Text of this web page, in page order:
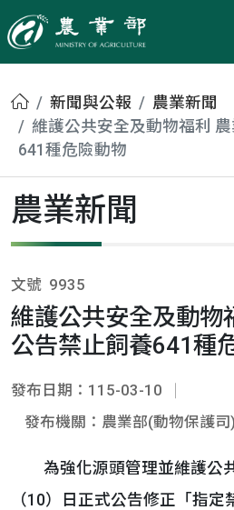
農業部
首頁新聞與公報
農業新聞
維護公共安全及動物福利
641種危險動物
農業新聞
文號 9935
維護公共安全及動物
公告禁止飼養641種
發布日期：115-03-10
發布機關：農業部(動物保護司)
為強化源頭管理並維護公
（10）日正式公告修正「指